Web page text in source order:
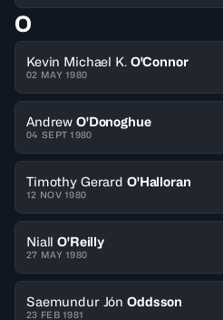
O
Kevin Michael K. O'Connor
02 MAY 1980
Andrew O'Donoghue
04 SEPT 1980
Timothy Gerard O'Halloran
12 NOV 1980
Niall O'Reilly
27 MAY 1980
Saemundur Jón Oddsson
23 FEB 1981